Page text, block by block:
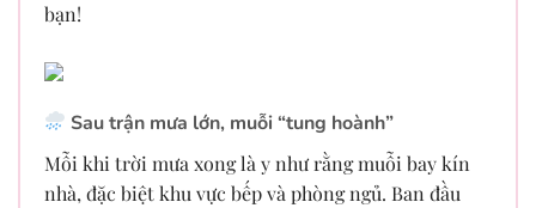
bạn!
Sau trận mưa lớn, muỗi “tung hoành”
Mỗi khi trời mưa xong là y như rằng muỗi bay kín
nhà, đặc biệt khu vực bếp và phòng ngủ. Ban đầu